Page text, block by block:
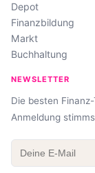
Depot
Finanzbildung
Markt
Buchhaltung
NEWSLETTER
Die besten
Anmeldung